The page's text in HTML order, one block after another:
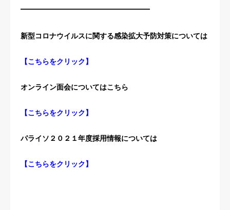
——————————————
新型コロナウイルスに関する感染拡大予防対策については
【こちらをクリック 】
オンライン面会についてはこちら
【こちらをクリック 】
パライソ２０２１年度採用情報については
【こちらをクリック 】